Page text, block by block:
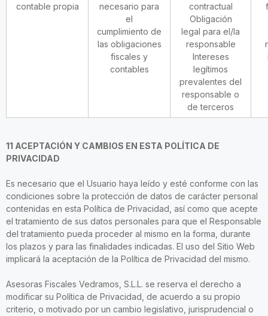
contable propia
necesario para
el
cumplimiento de
las obligaciones
fiscales y
contables
contractual
Obligación
legal para el/la
responsable
Intereses
legítimos
prevalentes del
responsable o
de terceros
11 ACEPTACIÓN Y CAMBIOS EN ESTA POLÍTICA DE
PRIVACIDAD
Es necesario que el Usuario haya leído y esté conforme con las
condiciones sobre la protección de datos de carácter personal
contenidas en esta Política de Privacidad, así como que acepte
el tratamiento de sus datos personales para que el Responsable
del tratamiento pueda proceder al mismo en la forma, durante
los plazos y para las finalidades indicadas. El uso del Sitio Web
implicará la aceptación de la Política de Privacidad del mismo.
Asesoras Fiscales Vedramos, S.L.L. se reserva el derecho a
modificar su Política de Privacidad, de acuerdo a su propio
criterio, o motivado por un cambio legislativo, jurisprudencial o